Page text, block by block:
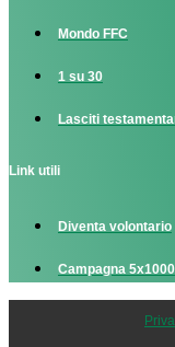
Mondo FFC
1 su 30
Lasciti
Link utili
Diventa volontario
Campagna 5x1000